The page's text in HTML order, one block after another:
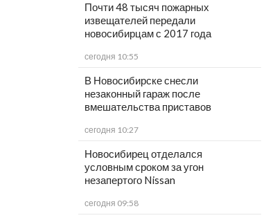
Почти 48 тысяч пожарных
извещателей передали
новосибирцам с 2017 года
сегодня 10:55
В Новосибирске снесли
незаконный гараж после
вмешательства приставов
сегодня 10:27
Новосибирец отделался
условным сроком за угон
незапертого Nissan
сегодня 09:58